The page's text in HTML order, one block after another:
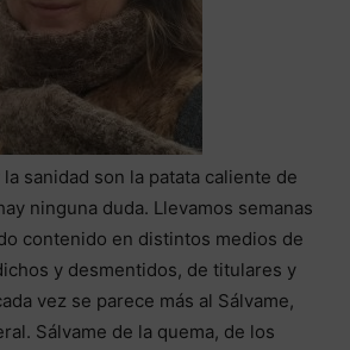
sanidad son la patata caliente de
ninguna duda. Llevamos semanas
contenido en distintos medios de
y desmentidos, de titulares y
vez se parece más al Sálvame,
Sálvame de la quema, de los